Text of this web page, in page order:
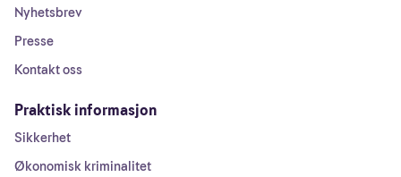
Nyhetsbrev
Presse
Kontakt oss
Praktisk informasjon
Sikkerhet
Økonomisk kriminalitet